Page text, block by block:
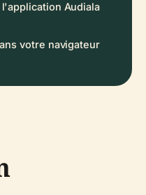
Audiala
votre navigateur